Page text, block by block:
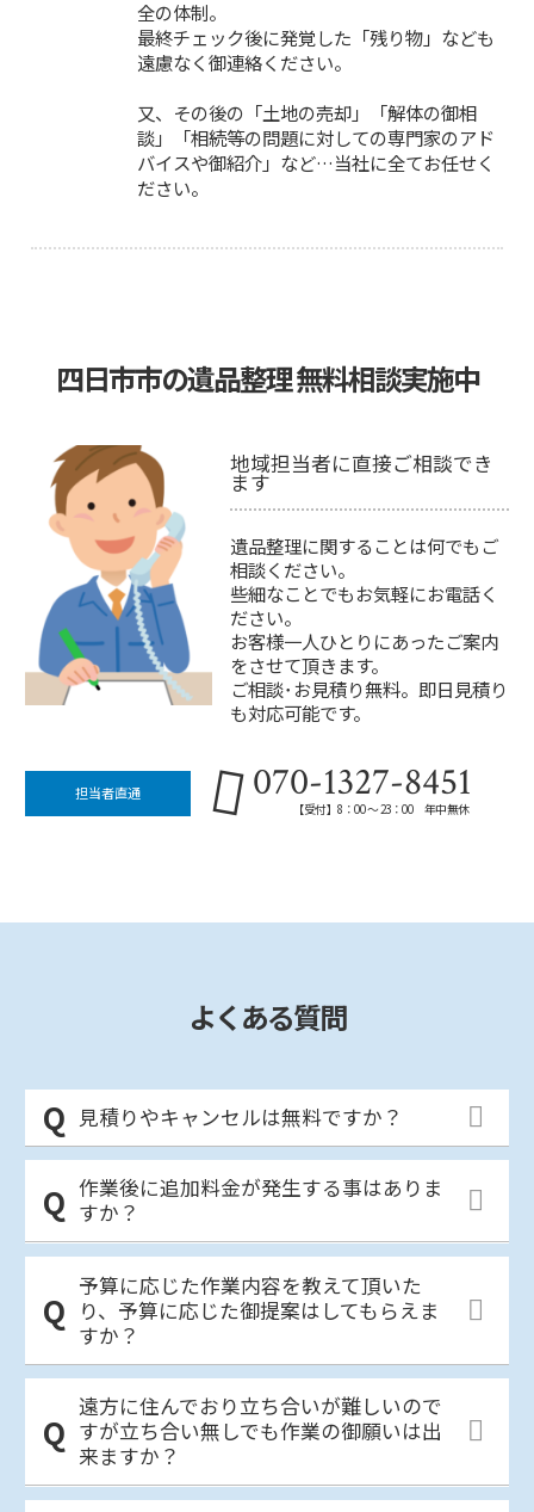
全の体制。
最終チェック後に発覚した「残り物」なども
遠慮なく御連絡ください。
又、その後の「土地の売却」「解体の御相
談」「相続等の問題に対しての専門家のアド
バイスや御紹介」など…当社に全てお任せく
ださい。
四日市市の遺品整理 無料相談実施中
地域担当者に直接ご相談でき
ます
遺品整理に関することは何でもご
相談ください。
些細なことでもお気軽にお電話く
ださい。
お客様一人ひとりにあったご案内
をさせて頂きます。
ご相談･お見積り無料。即日見積り
も対応可能です。
担当者直通 070-1327-8451
【受付】8：00 ～ 23：00 年中無休
よくある質問
見積りやキャンセルは無料ですか？
作業後に追加料金が発生する事はありま
すか？
予算に応じた作業内容を教えて頂いた
り、予算に応じた御提案はしてもらえま
すか？
遠方に住んでおり立ち合いが難しいので
すが立ち合い無しでも作業の御願いは出
来ますか？